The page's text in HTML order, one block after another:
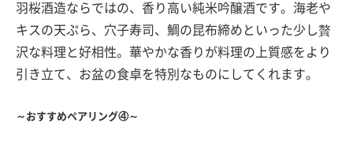
羽桜酒造ならではの、香り高い純米吟醸酒です。海老や
キスの天ぷら、穴子寿司、鯛の昆布締めといった少し贅
沢な料理と好相性。華やかな香りが料理の上質感をより
引き立て、お盆の食卓を特別なものにしてくれます。
～おすすめペアリング④～